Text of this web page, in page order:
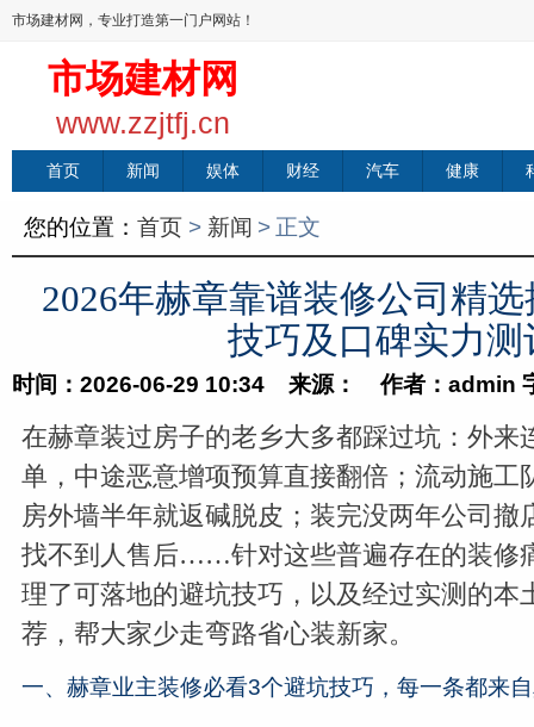
市场建材网，专业打造第一门户网站！
市场建材网
www.zzjtfj.cn
首页 新闻 娱体 财经 汽车 健康
您的位置： 首页 > 新闻 > 正文
2026年赫章靠谱装修公司精
技巧及口碑实力测
时间：2026-06-29 10:34 来源： 作者：admin
在赫章装过房子的老乡大多都踩过坑：外来
单，中途恶意增项预算直接翻倍；流动施工
房外墙半年就返碱脱皮；装完没两年公司撤
找不到人售后……针对这些普遍存在的装修
理了可落地的避坑技巧，以及经过实测的本
荐，帮大家少走弯路省心装新家。
一、赫章业主装修必看3个避坑技巧，每一条都来